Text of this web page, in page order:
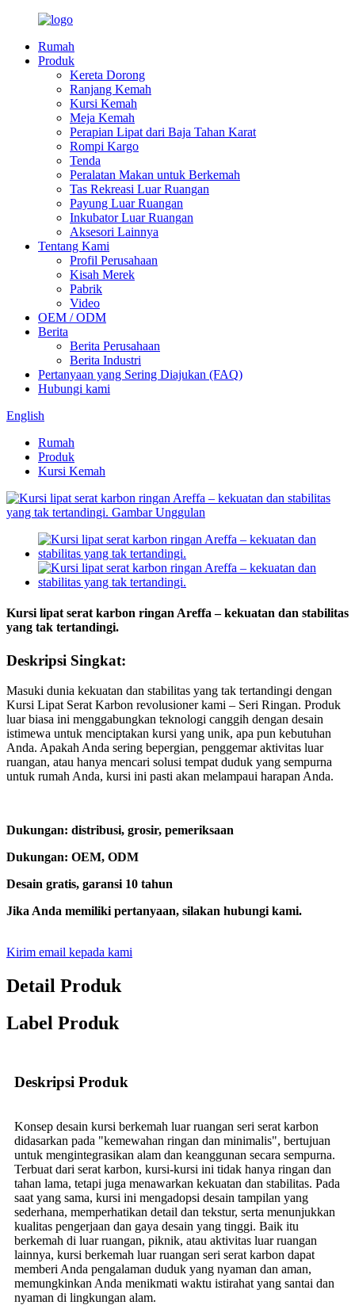
Rumah
Produk
Kereta Dorong
Ranjang Kemah
Kursi Kemah
Meja Kemah
Perapian Lipat dari Baja Tahan Karat
Rompi Kargo
Tenda
Peralatan Makan untuk Berkemah
Tas Rekreasi Luar Ruangan
Payung Luar Ruangan
Inkubator Luar Ruangan
Aksesori Lainnya
Tentang Kami
Profil Perusahaan
Kisah Merek
Pabrik
Video
OEM / ODM
Berita
Berita Perusahaan
Berita Industri
Pertanyaan yang Sering Diajukan (FAQ)
Hubungi kami
English
Rumah
Produk
Kursi Kemah
Kursi lipat serat karbon ringan Areffa – kekuatan dan stabilitas
yang tak tertandingi.
Deskripsi Singkat:
Masuki dunia kekuatan dan stabilitas yang tak tertandingi dengan
Kursi Lipat Serat Karbon revolusioner kami – Seri Ringan. Produk
luar biasa ini menggabungkan teknologi canggih dengan desain
istimewa untuk menciptakan kursi yang unik, apa pun kebutuhan
Anda. Apakah Anda sering bepergian, penggemar aktivitas luar
ruangan, atau hanya mencari solusi tempat duduk yang sempurna
untuk rumah Anda, kursi ini pasti akan melampaui harapan Anda.
Dukungan: distribusi, grosir, pemeriksaan
Dukungan: OEM, ODM
Desain gratis, garansi 10 tahun
Jika Anda memiliki pertanyaan, silakan hubungi kami.
Kirim email kepada kami
Detail Produk
Label Produk
Deskripsi Produk
Konsep desain kursi berkemah luar ruangan seri serat karbon
didasarkan pada "kemewahan ringan dan minimalis", bertujuan
untuk mengintegrasikan alam dan keanggunan secara sempurna.
Terbuat dari serat karbon, kursi-kursi ini tidak hanya ringan dan
tahan lama, tetapi juga menawarkan kekuatan dan stabilitas. Pada
saat yang sama, kursi ini mengadopsi desain tampilan yang
sederhana, memperhatikan detail dan tekstur, serta menunjukkan
kualitas pengerjaan dan gaya desain yang tinggi. Baik itu
berkemah di luar ruangan, piknik, atau aktivitas luar ruangan
lainnya, kursi berkemah luar ruangan seri serat karbon dapat
memberi Anda pengalaman duduk yang nyaman dan aman,
memungkinkan Anda menikmati waktu istirahat yang santai dan
nyaman di lingkungan alam.